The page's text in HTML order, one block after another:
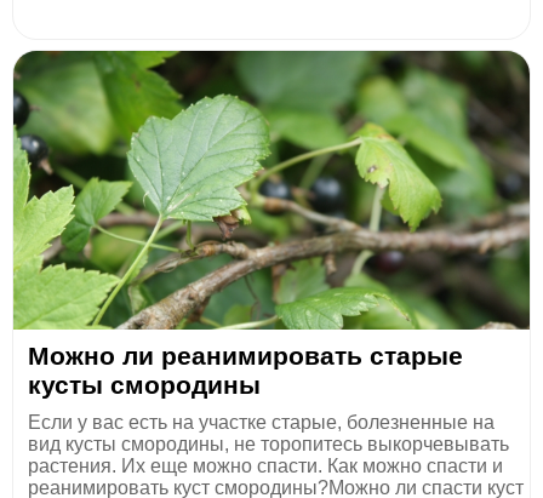
Можно ли реанимировать старые
кусты смородины
Если у вас есть на участке старые, болезненные на
вид кусты смородины, не торопитесь выкорчевывать
растения. Их еще можно спасти. Как можно спасти и
реанимировать куст смородины?Можно ли спасти куст